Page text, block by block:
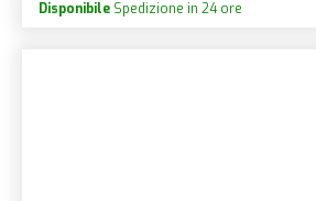
Disponibile Spedizione in 24 ore